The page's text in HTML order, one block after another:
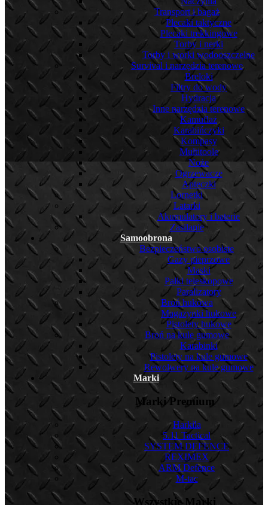
Transport i bagaż
Plecaki taktyczne
Plecaki trekkingowe
Torby i nerki
Torby i worki wodooszczelne
Survival i narzędzia terenowe
Breloki
Filtry do wody
Hydracja
Inne narzędzia terenowe
Kamuflaż
Karabińczyki
Kompasy
Multitoole
Noże
Ogrzewacze
Apteczki
Lornetki
Latarki
Akumulatory i baterie
Zasilanie
Samoobrona
Bezpieczeństwo osobiste
Gazy pieprzowe
Maski
Pałki teleskopowe
Paralizatory
Broń hukowa
Magazynki hukowe
Pistolety hukowe
Broń na kule gumowe
Karabinki
Pistolety na kule gumowe
Rewolwery na kule gumowe
Marki
Marki Premium
Harkila
5.11 Tactical
SYSTEM DEFENCE
REXIMEX
ARM Defence
M-tac
Wszystkie Marki